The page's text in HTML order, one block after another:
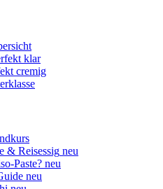
klar
cremig
& Reisessig neu
Paste? neu
neu